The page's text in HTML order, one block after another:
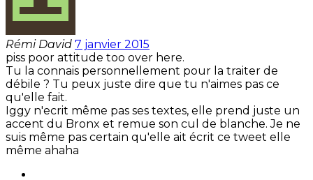
Rémi David 7 janvier 2015
piss poor attitude too over here.
Tu la connais personnellement pour la traiter de
débile ? Tu peux juste dire que tu n'aimes pas ce
qu'elle fait.
Iggy n'ecrit même pas ses textes, elle prend juste un
accent du Bronx et remue son cul de blanche. Je ne
suis même pas certain qu'elle ait écrit ce tweet elle
même ahaha